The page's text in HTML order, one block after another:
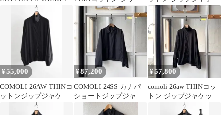
ジャケット size 2
ト 1
¥55,000
COMOLI 26AW THINコ
ットンジップジャケッ
¥87,200
COMOLI 24SS カナパ
ショートジップジャケ
ット サイズ3
¥ 57,800
comoli 26aw THINコッ
トン ジップジャケット